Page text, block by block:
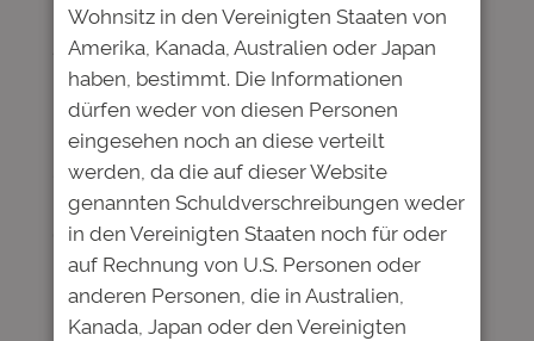
Im Interview mit „Börse am Sonntag“ erklärt
Anja Hofmann, Vorstandsmitglied der
Deutschen Bildung, warum sich Bildung nicht
nur für Lernende, sondern auch für
Investoren lohnt. Studienfonds sind für
Studenten eine Alternative zum klassischen
Bankkredit geworden. Als Anbieter des
derzeit größten Social Impact Investments in
Deutschland ist die Deutsche Bildung
Experte für die Finanzierung und
professionelle Beratung von
Wohnsitz in den Vereinigten Staaten von
Amerika, Kanada, Australien oder Japan
haben, bestimmt. Die Informationen
dürfen weder von diesen Personen
eingesehen noch an diese verteilt
werden, da die auf dieser Website
genannten Schuldverschreibungen weder
in den Vereinigten Staaten noch für oder
auf Rechnung von U.S. Personen oder
anderen Personen, die in Australien,
Kanada, Japan oder den Vereinigten